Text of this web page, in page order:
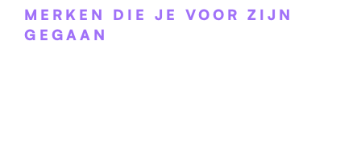
MERKEN DIE JE VOOR ZIJN
GEGAAN